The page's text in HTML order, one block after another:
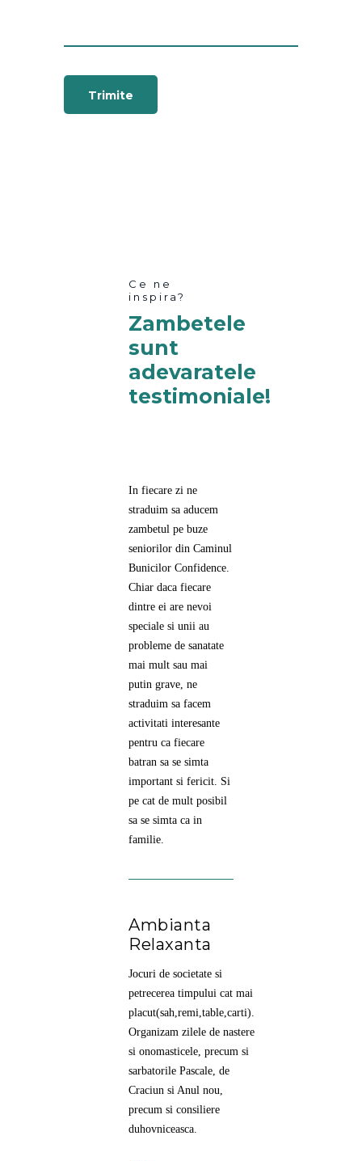
Ce ne
inspira?
Zambetele
sunt
adevaratele
testimoniale!
In fiecare zi ne
straduim sa aducem
zambetul pe buze
seniorilor din Caminul
Bunicilor Confidence.
Chiar daca fiecare
dintre ei are nevoi
speciale si unii au
probleme de sanatate
mai mult sau mai
putin grave, ne
straduim sa facem
activitati interesante
pentru ca fiecare
batran sa se simta
important si fericit. Si
pe cat de mult posibil
sa se simta ca in
familie.
Ambianta
Relaxanta
Jocuri de societate si
petrecerea timpului cat mai
placut(sah,remi,table,carti).
Organizam zilele de nastere
si onomasticele, precum si
sarbatorile Pascale, de
Craciun si Anul nou,
precum si consiliere
duhovniceasca.